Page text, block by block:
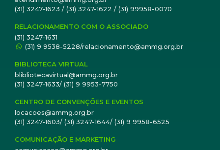
(31) 3247-1623 / (31) 3247-1622 / (31) 99958-0070
RELACIONAMENTO COM O ASSOCIADO
(31) 3247-1631
(31) 9 9538-5228/relacionamento@ammg.org.br
BIBLIOTECA VIRTUAL
blibliotecavirtual@ammg.org.br
(31) 3247-1633/ (31) 9 9953-7750
CENTRO DE CONVENÇÕES E EVENTOS
locacoes@ammg.org.br
(31) 3247-1603/ (31) 3247-1644/ (31) 9 9958-6525
COMUNICAÇÃO E MARKETING